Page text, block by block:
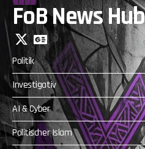
FoB News Hub
Politik
Investigativ
AI & Cyber
Politischer Islam